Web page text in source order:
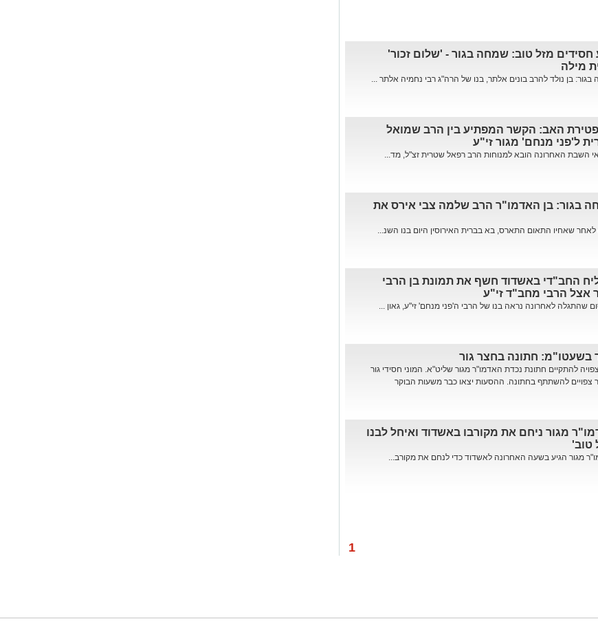
חסידים מזל טוב: שמחה בגור - 'שלום זכור'
מילה
בן נולד להרב בונים אלתר, בנו של הרה"ג רבי נחמיה אלתר ...
האב: הקשר המפתיע בין הרב שמואל
ל'פני מנחם' מגור זי"ע
השבת האחרונה הובא למנוחות הרב רפאל שטרית זצ"ל, מד...
בגור: בן האדמו"ר הרב שלמה צבי אירס את
שאחיו התאום התארס, בא בברית האירוסין היום בנו השנ...
החב"די באשדוד חשף את תמונת בן הרבי
אצל הרבי מחב"ד זי"ע
שהתגלה לאחרונה נראה בנו של הרבי ה'פני מנחם' זי"ע, גאון ...
בשעטו"מ: חתונה בחצר גור
להתקיים חתונת נכדת האדמו"ר מגור שליט"א. המוני חסידי גור
צפויים להשתתף בחתונה. ההסעות יצאו כבר משעות הבוקר
מגור ניחם את מקורבו באשדוד ואיחל לבנו
טוב'
מגור הגיע בשעה האחרונה לאשדוד כדי לנחם את מקורב...
1